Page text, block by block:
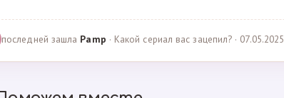
последней зашла Pamp · Какой сериал вас зацепил? · 07.05.2025